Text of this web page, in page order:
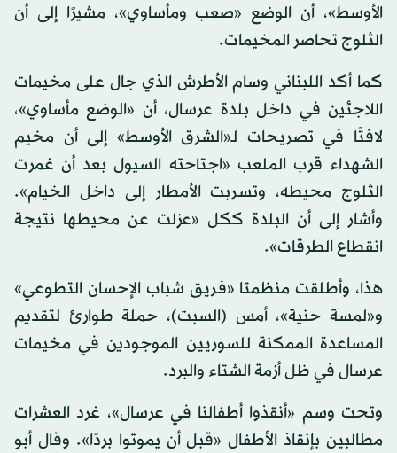
الأوسط»، أن الوضع «صعب ومأساوي»، مشيرًا إلى أن
الثلوج تحاصر المخيمات.
كما أكد اللبناني وسام الأطرش الذي جال على مخيمات
اللاجئين في داخل بلدة عرسال، أن «الوضع مأساوي»،
لافتًا في تصريحات لـ«الشرق الأوسط» إلى أن مخيم
الشهداء قرب الملعب «اجتاحته السيول بعد أن غمرت
الثلوج محيطه، وتسربت الأمطار إلى داخل الخيام».
وأشار إلى أن البلدة ككل «عزلت عن محيطها نتيجة
انقطاع الطرقات».
هذا، وأطلقت منظمتا «فريق شباب الإحسان التطوعي»
و«لمسة حنية»، أمس (السبت)، حملة طوارئ لتقديم
المساعدة الممكنة للسوريين الموجودين في مخيمات
عرسال في ظل أزمة الشتاء والبرد.
وتحت وسم «أنقذوا أطفالنا في عرسال»، غرد العشرات
مطالبين بإنقاذ الأطفال «قبل أن يموتوا بردًا». وقال أبو